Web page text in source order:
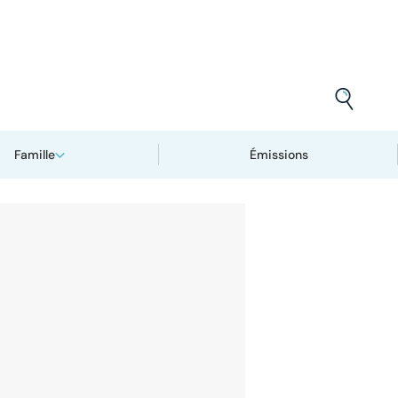
Famille Émissions